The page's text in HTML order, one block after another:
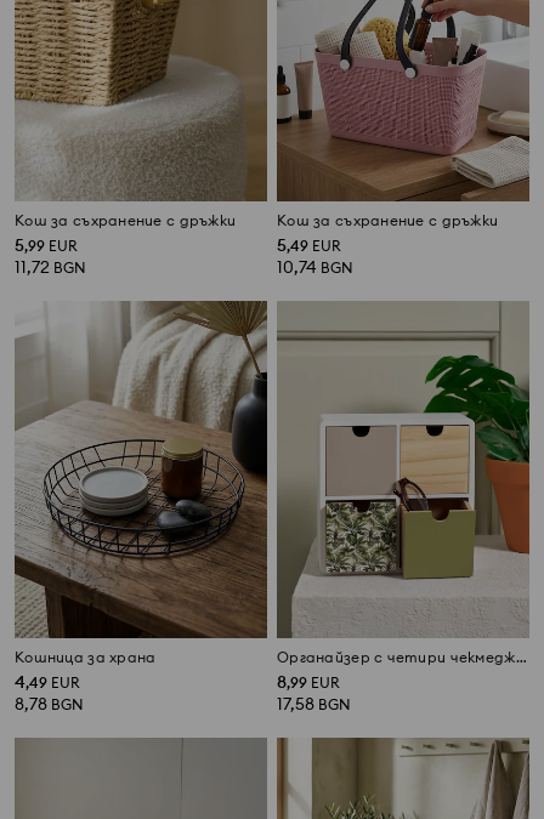
Кош за съхранение с дръжки
5,99 EUR
11,72 BGN
Кош за съхранение с дръжки
5,49 EUR
10,74 BGN
Кошница за храна
4,49 EUR
8,78 BGN
Органайзер с четири чекмеджета
8,99 EUR
17,58 BGN